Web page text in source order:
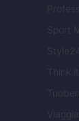
Sport
Think.it